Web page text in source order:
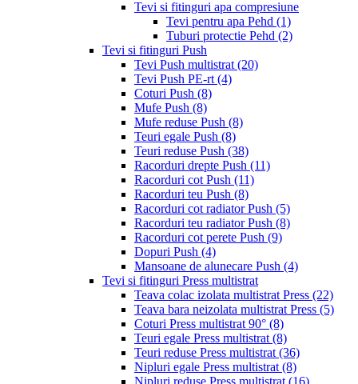
Tevi si fitinguri apa compresiune
Tevi pentru apa Pehd (1)
Tuburi protectie Pehd (2)
Tevi si fitinguri Push
Tevi Push multistrat (20)
Tevi Push PE-rt (4)
Coturi Push (8)
Mufe Push (8)
Mufe reduse Push (8)
Teuri egale Push (8)
Teuri reduse Push (38)
Racorduri drepte Push (11)
Racorduri cot Push (11)
Racorduri teu Push (8)
Racorduri cot radiator Push (5)
Racorduri teu radiator Push (8)
Racorduri cot perete Push (9)
Dopuri Push (4)
Mansoane de alunecare Push (4)
Tevi si fitinguri Press multistrat
Teava colac izolata multistrat Press (22)
Teava bara neizolata multistrat Press (5)
Coturi Press multistrat 90° (8)
Teuri egale Press multistrat (8)
Teuri reduse Press multistrat (36)
Nipluri egale Press multistrat (8)
Nipluri reduse Press multistrat (16)